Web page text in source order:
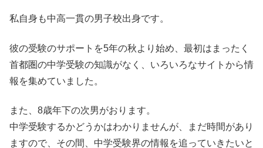
私自身も中高一貫の男子校出身です。
彼の受験のサポートを5年の秋より始め、最初はまったく
首都圏の中学受験の知識がなく、いろいろなサイトから情
報を集めていました。
また、8歳年下の次男がおります。
中学受験するかどうかはわかりませんが、まだ時間があり
ますので、その間、中学受験界の情報を追っていきたいと